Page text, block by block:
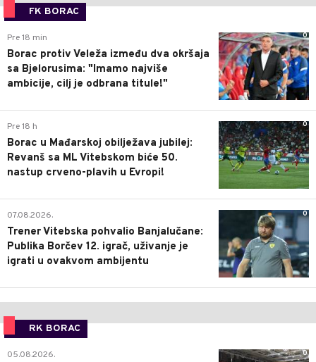
FK BORAC
0
Pre 18 min
Borac protiv Veleža između dva okršaja
sa Bjelorusima: "Imamo najviše
ambicije, cilj je odbrana titule!"
0
Pre 18 h
Borac u Mađarskoj obilježava jubilej:
Revanš sa ML Vitebskom biće 50.
nastup crveno-plavih u Evropi!
0
07.08.2026.
Trener Vitebska pohvalio Banjalučane:
Publika Borčev 12. igrač, uživanje je
igrati u ovakvom ambijentu
RK BORAC
0
05.08.2026.